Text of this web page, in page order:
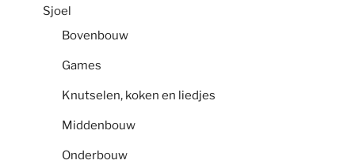
Sjoel
Bovenbouw
Games
Knutselen, koken en liedjes
Middenbouw
Onderbouw